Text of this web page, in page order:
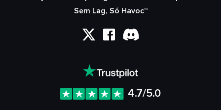
Sem Lag, Só Havoc™
4.7/5.0